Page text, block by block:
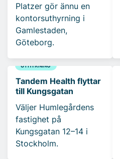
Platzer gör ännu en
kontorsuthyrning i
Gamlestaden,
Göteborg.
UTHYRNING
Tandem Health flyttar
till Kungsgatan
Väljer Humlegårdens
fastighet på
Kungsgatan 12–14 i
Stockholm.